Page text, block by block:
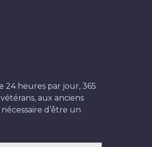
24 heures par jour, 365
aux anciens
d’être un